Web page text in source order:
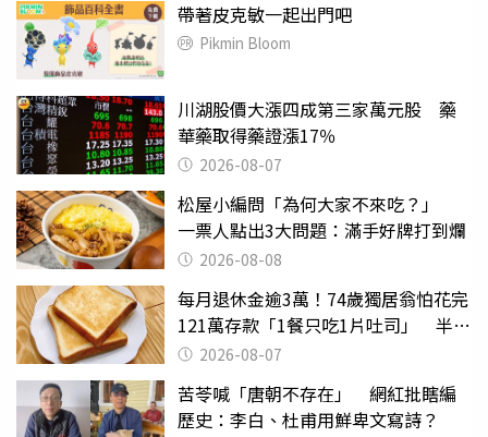
帶著皮克敏一起出門吧
Pikmin Bloom
川湖股價大漲四成第三家萬元股 藥
華藥取得藥證漲17％
2026-08-07
松屋小編問「為何大家不來吃？」
一票人點出3大問題：滿手好牌打到爛
2026-08-08
每月退休金逾3萬！74歲獨居翁怕花完
121萬存款「1餐只吃1片吐司」 半年
後暴瘦嚇壞女兒
2026-08-07
苦苓喊「唐朝不存在」 網紅批瞎編
歷史：李白、杜甫用鮮卑文寫詩？